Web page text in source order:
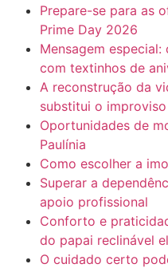
Prepare-se para as
Prime Day 2026
Mensagem
com textinhos de
A reconstrução da
substitui o improviso
Oportunidades de
Paulínia
Como escolher a
Superar a
apoio profissional
Conforto e
do papai reclinável
O cuidado certo